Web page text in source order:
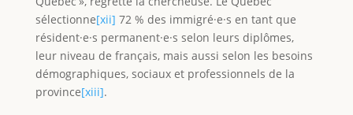
sélectionne[xii] 72 % des immigré·e·s en tant que
résident·e·s permanent·e·s selon leurs diplômes,
leur niveau de français, mais aussi selon les besoins
démographiques, sociaux et professionnels de la
province[xiii].